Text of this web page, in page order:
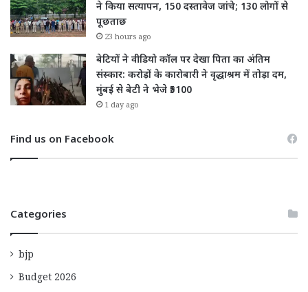
ने किया सत्यापन, 150 दस्तावेज जांचे; 130 लोगों से
पूछताछ
23 hours ago
बेटियों ने वीडियो कॉल पर देखा पिता का अंतिम
संस्कार: करोड़ों के कारोबारी ने वृद्धाश्रम में तोड़ा दम,
मुंबई से बेटी ने भेजे ₹5100
1 day ago
Find us on Facebook
Categories
bjp
Budget 2026